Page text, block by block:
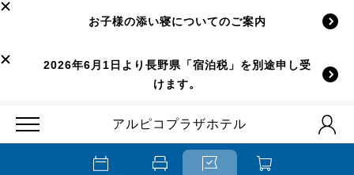
お子様の添い寝についてのご案内
2026年6月1日より長野県「宿泊税」を別途申し受
けます。
アルピコプラザホテル